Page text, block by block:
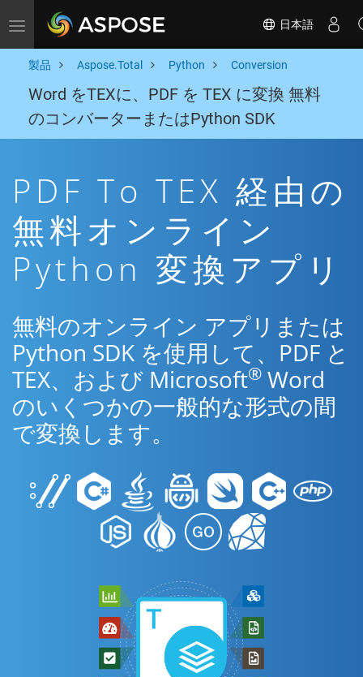
Toggle navigation 日本語
製品 Aspose.Total Python Conversion
Word をTEXに、PDF を TEX に変換 無料
のコンバーターまたはPython SDK
PDF To TEX 経由の
無料オンライン
Python 変換アプリ
無料のオンライン アプリまたは
Python SDK を使用して、PDF と
TEX、および Microsoft® Word
のいくつかの一般的な形式の間
で変換します。